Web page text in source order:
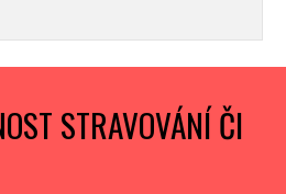
STRAVOVÁNÍ ČI